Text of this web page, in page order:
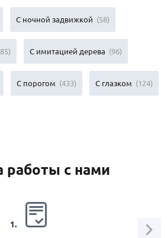
С ночной задвижкой (58)
С имитацией дерева (96)
С порогом (433) С глазком (124)
работы с нами
1.